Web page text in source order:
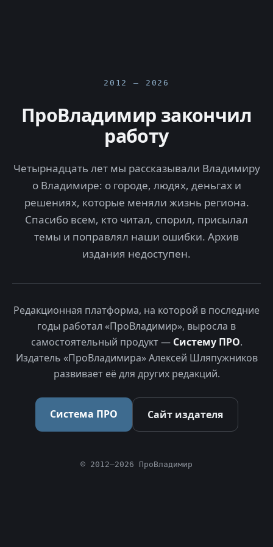
2012 — 2026
ПроВладимир закончил
работу
Четырнадцать лет мы рассказывали Владимиру
о Владимире: о городе, людях, деньгах и
решениях, которые меняли жизнь региона.
Спасибо всем, кто читал, спорил, присылал
темы и поправлял наши ошибки. Архив
издания недоступен.
Редакционная платформа, на которой в последние
годы работал «ПроВладимир», выросла в
самостоятельный продукт — Систему ПРО.
Издатель «ПроВладимира» Алексей Шляпужников
развивает её для других редакций.
Система ПРО Сайт издателя
© 2012–2026 ПроВладимир